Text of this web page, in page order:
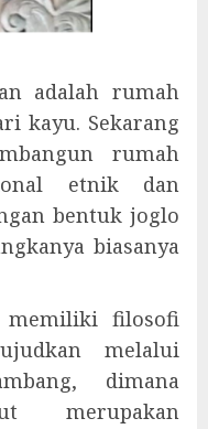
adalah rumah
kayu. Sekarang
rumah
etnik dan
bentuk joglo
biasanya
memiliki filosofi
melalui
dimana
merupakan